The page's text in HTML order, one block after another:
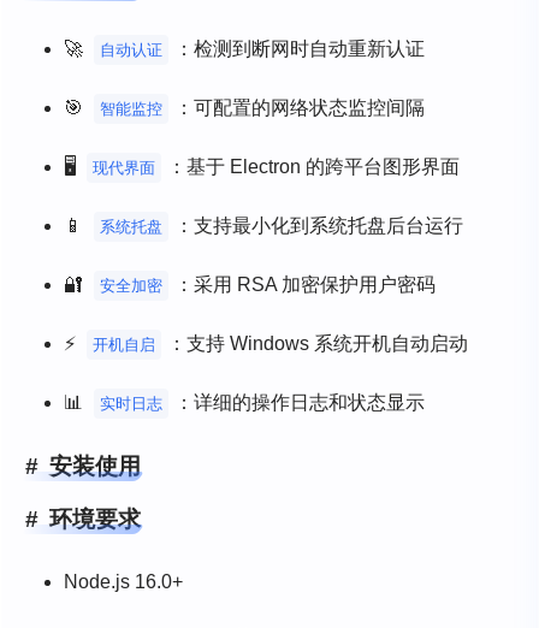
🚀 自动认证 ：检测到断网时自动重新认证
🎯 智能监控 ：可配置的网络状态监控间隔
🖥️ 现代界面 ：基于 Electron 的跨平台图形界面
📱 系统托盘 ：支持最小化到系统托盘后台运行
🔐 安全加密 ：采用 RSA 加密保护用户密码
⚡ 开机自启 ：支持 Windows 系统开机自动启动
📊 实时日志 ：详细的操作日志和状态显示
安装使用
环境要求
Node.js 16.0+